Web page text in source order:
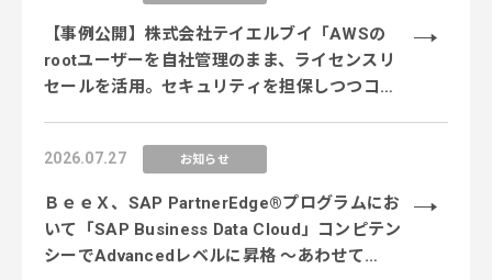
【事例公開】株式会社テイエルブイ「AWSの
rootユーザーを自社管理のまま、ライセンスリ
セールを活用。セキュリティを担保しつつコス
2026.07.27 お知らせ
ＢｅｅＸ、SAP PartnerEdge®プログラムにお
いて「SAP Business Data Cloud」コンピテン
シーでAdvancedレベルに昇格 〜あわせて